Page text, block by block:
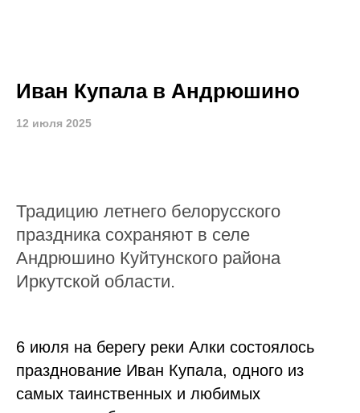
Иван Купала в Андрюшино
12 июля 2025
Традицию летнего белорусского
праздника сохраняют в селе
Андрюшино Куйтунского района
Иркутской области.
6 июля на берегу реки Алки состоялось
празднование Иван Купала, одного из
самых таинственных и любимых